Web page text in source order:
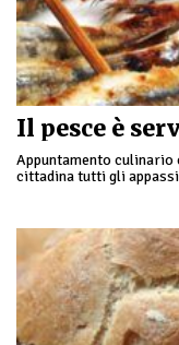
Il pesce è
Appuntamento
cittadina tutti gli